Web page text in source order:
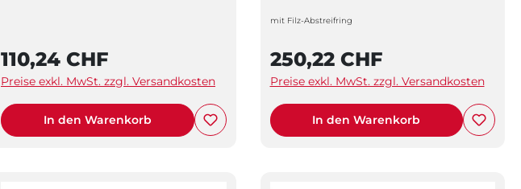
110,24 CHF
Preise exkl. MwSt. zzgl. Versandkosten
In den Warenkorb
mit Filz-Abstreifring
250,22 CHF
Preise exkl. MwSt. zzgl. Versandkosten
In den Warenkorb